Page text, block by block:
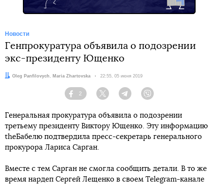
Новости
Генпрокуратура объявила о подозрении
экс-президенту Ющенко
Авторы:
Oleg Panfilovych , Maria Zhartovska Дата:
22:55, 05 июня 2019
Facebook
2
Twitter TelegramViber
Генеральная прокуратура объявила о подозрении
третьему президенту Виктору Ющенко. Эту информацию
theБабелю подтвердила пресс-секретарь генерального
прокурора Лариса Сарган.
Вместе с тем Сарган не смогла сообщить детали. В то же
время нардеп Сергей Лещенко в своем Telegram-канале